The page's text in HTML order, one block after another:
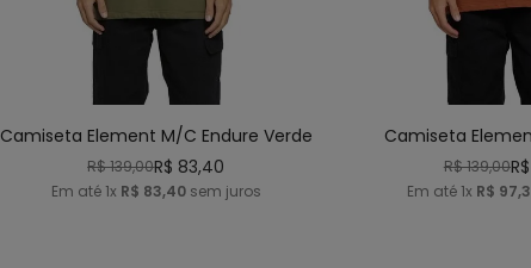
M G GG
ADICIONAR AO CARRINHO
Camiseta Element M/C Endure Verde
R$139,00R$ 83,40
Em até 1x R$ 83,40sem juros
P M
ADICIONAR
Camiseta
R$139,00R$
Em até 1x R$ 97,